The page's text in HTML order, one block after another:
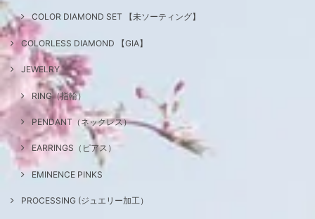
COLOR DIAMOND SET 【未ソーティング】
COLORLESS DIAMOND 【GIA】
JEWELRY
RING（指輪）
PENDANT（ネックレス）
EARRINGS（ピアス）
EMINENCE PINKS
PROCESSING (ジュエリー加工）